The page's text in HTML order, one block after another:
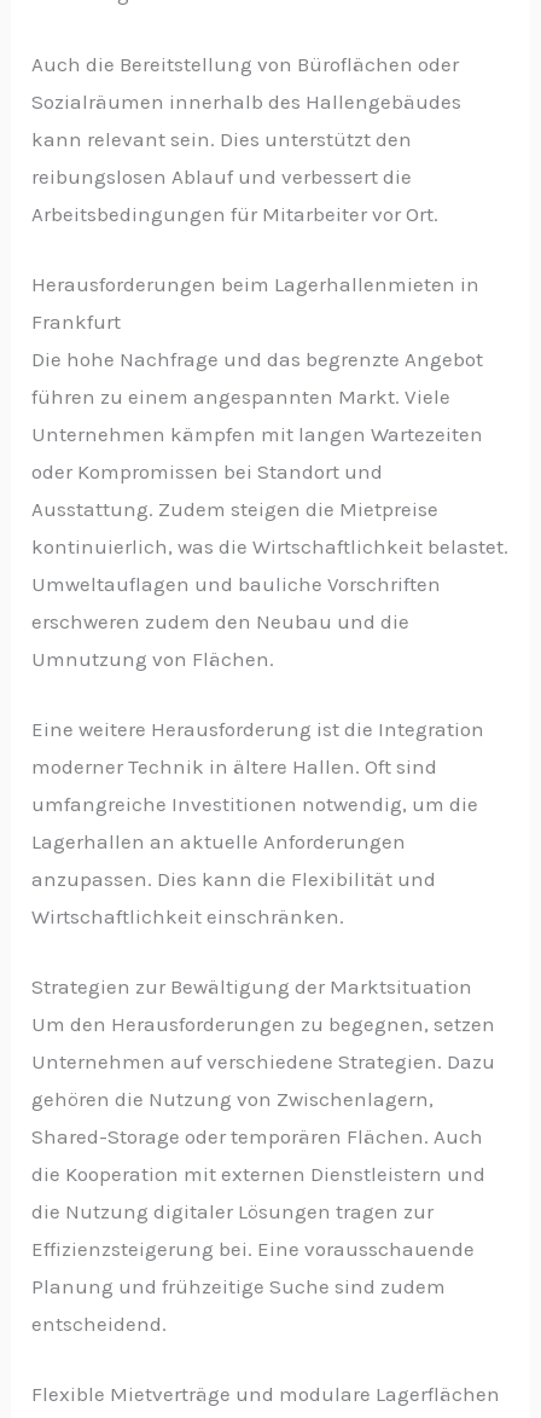
Auch die Bereitstellung von Büroflächen oder
Sozialräumen innerhalb des Hallengebäudes
kann relevant sein. Dies unterstützt den
reibungslosen Ablauf und verbessert die
Arbeitsbedingungen für Mitarbeiter vor Ort.
Herausforderungen beim Lagerhallenmieten in
Frankfurt
Die hohe Nachfrage und das begrenzte Angebot
führen zu einem angespannten Markt. Viele
Unternehmen kämpfen mit langen Wartezeiten
oder Kompromissen bei Standort und
Ausstattung. Zudem steigen die Mietpreise
kontinuierlich, was die Wirtschaftlichkeit belastet.
Umweltauflagen und bauliche Vorschriften
erschweren zudem den Neubau und die
Umnutzung von Flächen.
Eine weitere Herausforderung ist die Integration
moderner Technik in ältere Hallen. Oft sind
umfangreiche Investitionen notwendig, um die
Lagerhallen an aktuelle Anforderungen
anzupassen. Dies kann die Flexibilität und
Wirtschaftlichkeit einschränken.
Strategien zur Bewältigung der Marktsituation
Um den Herausforderungen zu begegnen, setzen
Unternehmen auf verschiedene Strategien. Dazu
gehören die Nutzung von Zwischenlagern,
Shared-Storage oder temporären Flächen. Auch
die Kooperation mit externen Dienstleistern und
die Nutzung digitaler Lösungen tragen zur
Effizienzsteigerung bei. Eine vorausschauende
Planung und frühzeitige Suche sind zudem
entscheidend.
Flexible Mietverträge und modulare Lagerflächen